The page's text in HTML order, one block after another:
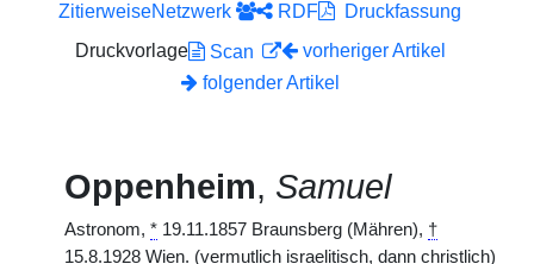
ZitierweiseNetzwerk RDF
Druckfassung
Druckvorlage
Scan
vorheriger Artikel
folgender Artikel
Oppenheim, Samuel
Astronom, * 19.11.1857 Braunsberg (Mähren), †
15.8.1928 Wien. (vermutlich israelitisch, dann christlich)